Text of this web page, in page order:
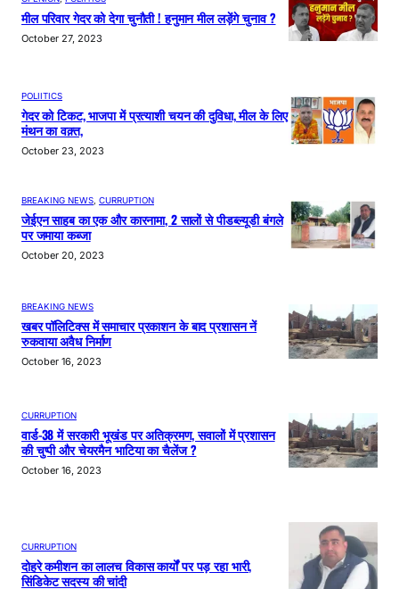
मील परिवार गेदर को देगा चुनौती ! हनुमान मील लड़ेंगे चुनाव ?
October 27, 2023
POLIITICS
गेदर को टिकट, भाजपा में प्रत्याशी चयन की दुविधा, मील के लिए
मंथन का वक़्त,
October 23, 2023
BREAKING NEWS CURRUPTION
जेईएन साहब का एक और कारनामा, 2 सालों से पीडब्ल्यूडी बंगले
पर जमाया कब्जा
October 20, 2023
BREAKING NEWS
खबर पॉलिटिक्स में समाचार प्रकाशन के बाद प्रशासन नें
रुकवाया अवैध निर्माण
October 16, 2023
CURRUPTION
वार्ड-38 में सरकारी भूखंड पर अतिक्रमण, सवालों में प्रशासन
की चुप्पी और चेयरमैन भाटिया का चैलेंज ?
October 16, 2023
CURRUPTION
दोहरे कमीशन का लालच विकास कार्यों पर पड़ रहा भारी,
सिंडिकेट सदस्य की चांदी